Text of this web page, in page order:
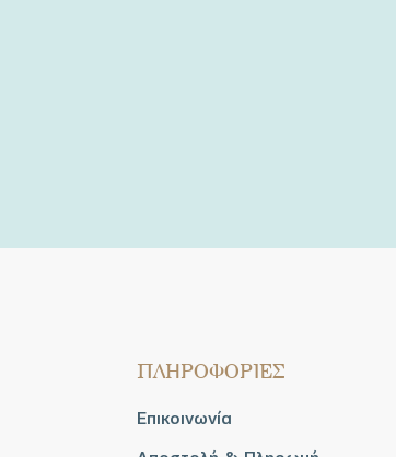
ΠΛΗΡΟΦΟΡΙΕΣ
Επικοινωνία